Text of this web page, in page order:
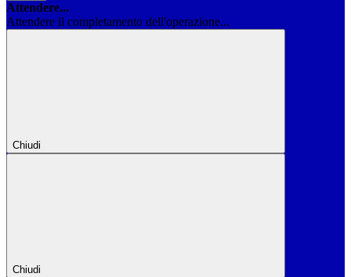
Attendere...
Attendere il completamento dell'operazione...
Chiudi
Chiudi